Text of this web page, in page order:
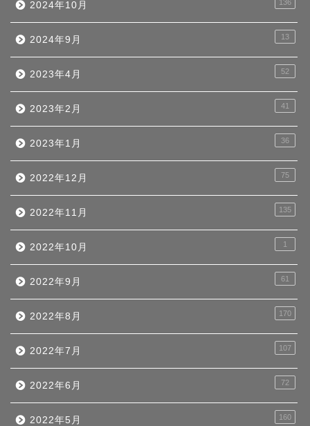
2024年10月 136
2024年9月 13
2023年4月 52
2023年2月 41
2023年1月 36
2022年12月 75
2022年11月 135
2022年10月 1
2022年9月 61
2022年8月 170
2022年7月 107
2022年6月 72
2022年5月 160